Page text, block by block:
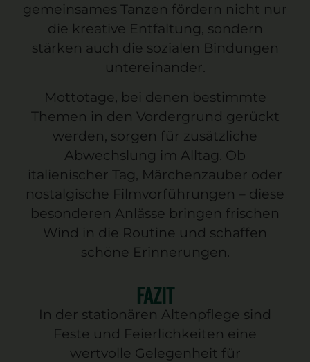
gemeinsames Tanzen fördern nicht nur
die kreative Entfaltung, sondern
stärken auch die sozialen Bindungen
untereinander.
Mottotage, bei denen bestimmte
Themen in den Vordergrund gerückt
werden, sorgen für zusätzliche
Abwechslung im Alltag. Ob
italienischer Tag, Märchenzauber oder
nostalgische Filmvorführungen – diese
besonderen Anlässe bringen frischen
Wind in die Routine und schaffen
schöne Erinnerungen.
FAZIT
In der stationären Altenpflege sind
Feste und Feierlichkeiten eine
wertvolle Gelegenheit für